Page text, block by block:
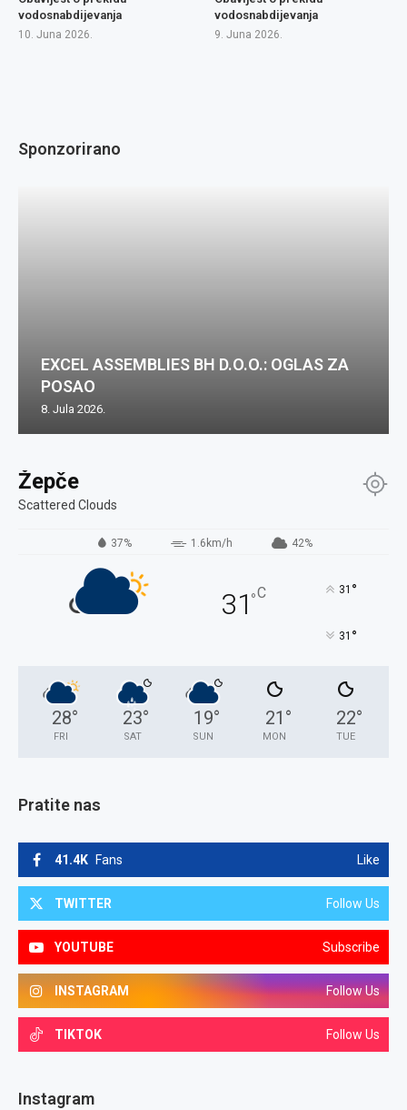
Žepče
Scattered Clouds
37% 1.6km/h 42%
31°C 31 °
31 °
28°
FRI
23°
SAT
19°
SUN
21 °
MON
22°
TUE
Pratite nas
41.4K Fans Like
TWITTER Follow Us
YOUTUBE Subscribe
INSTAGRAM Follow Us
TIKTOK Follow Us
Instagram
vodosnabdijevanja
10. Juna 2026.
vodosnabdijevanja
9. Juna 2026.
Sponzorirano
EXCEL ASSEMBLIES BH D.O.O.: OGLAS ZA
POSAO
8. Jula 2026.